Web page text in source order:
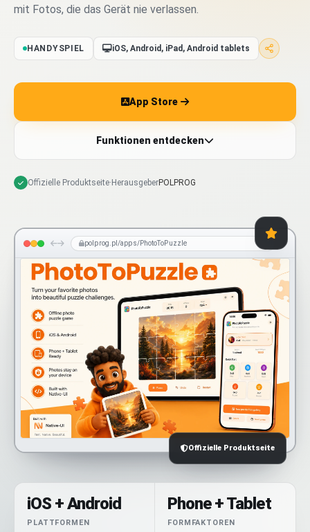
mit Fotos, die das Gerät nie verlassen.
HANDYSPIEL iOS, Android, iPad, Android tablets
App Store
Funktionen entdecken
Offizielle Produktseite· HerausgeberPOLPROG
polprog.pl/apps/PhotoToPuzzle
Offizielle Produktseite
iOS + Android
PLATTFORMEN
Phone + Tablet
FORMFAKTOREN